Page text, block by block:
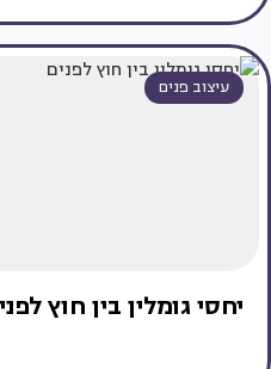
עיצוב פנים
יחסי גומלין בין חוץ